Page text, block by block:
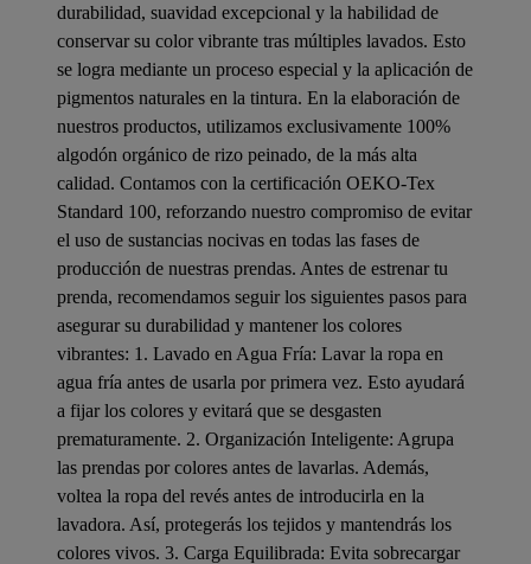
durabilidad, suavidad excepcional y la habilidad de
conservar su color vibrante tras múltiples lavados. Esto
se logra mediante un proceso especial y la aplicación de
pigmentos naturales en la tintura. En la elaboración de
nuestros productos, utilizamos exclusivamente 100%
algodón orgánico de rizo peinado, de la más alta
calidad. Contamos con la certificación OEKO-Tex
Standard 100, reforzando nuestro compromiso de evitar
el uso de sustancias nocivas en todas las fases de
producción de nuestras prendas. Antes de estrenar tu
prenda, recomendamos seguir los siguientes pasos para
asegurar su durabilidad y mantener los colores
vibrantes: 1. Lavado en Agua Fría: Lavar la ropa en
agua fría antes de usarla por primera vez. Esto ayudará
a fijar los colores y evitará que se desgasten
prematuramente. 2. Organización Inteligente: Agrupa
las prendas por colores antes de lavarlas. Además,
voltea la ropa del revés antes de introducirla en la
lavadora. Así, protegerás los tejidos y mantendrás los
colores vivos. 3. Carga Equilibrada: Evita sobrecargar